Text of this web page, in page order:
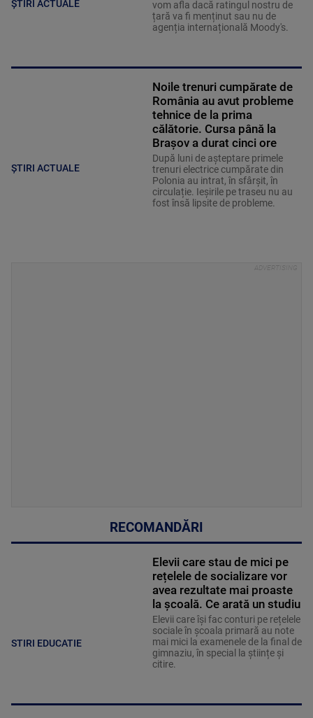
ȘTIRI ACTUALE
vom afla dacă ratingul nostru de
țară va fi menținut sau nu de
agenția internațională Moody's.
ȘTIRI ACTUALE
Noile trenuri cumpărate de
România au avut probleme
tehnice de la prima
călătorie. Cursa până la
Brașov a durat cinci ore
După luni de așteptare primele
trenuri electrice cumpărate din
Polonia au intrat, în sfârșit, în
circulație. Ieșirile pe traseu nu au
fost însă lipsite de probleme.
RECOMANDĂRI
STIRI EDUCATIE
Elevii care stau de mici pe
rețelele de socializare vor
avea rezultate mai proaste
la școală. Ce arată un studiu
Elevii care îşi fac conturi pe rețelele
sociale în școala primară au note
mai mici la examenele de la final de
gimnaziu, în special la științe și
citire.